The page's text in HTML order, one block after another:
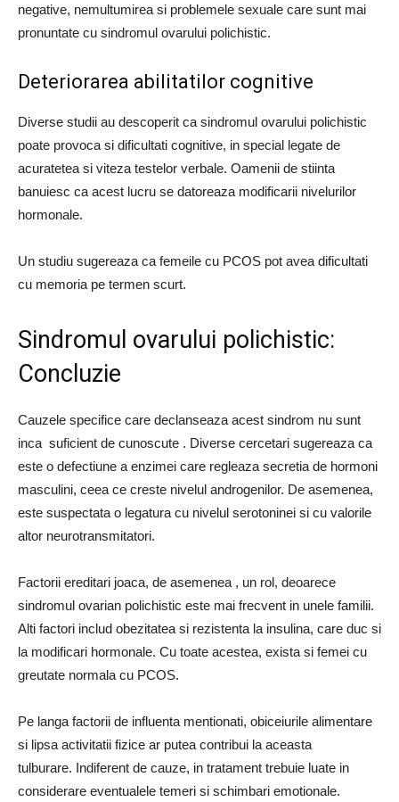
negative, nemultumirea si problemele sexuale care sunt mai
pronuntate cu sindromul ovarului polichistic.
Deteriorarea abilitatilor cognitive
Diverse studii au descoperit ca sindromul ovarului polichistic
poate provoca si dificultati cognitive, in special legate de
acuratetea si viteza testelor verbale. Oamenii de stiinta
banuiesc ca acest lucru se datoreaza modificarii nivelurilor
hormonale.
Un studiu sugereaza ca femeile cu PCOS pot avea dificultati
cu memoria pe termen scurt.
Sindromul ovarului polichistic:
Concluzie
Cauzele specifice care declanseaza acest sindrom nu sunt
inca suficient de cunoscute . Diverse cercetari sugereaza ca
este o defectiune a enzimei care regleaza secretia de hormoni
masculini, ceea ce creste nivelul androgenilor. De asemenea,
este suspectata o legatura cu nivelul serotoninei si cu valorile
altor neurotransmitatori.
Factorii ereditari joaca, de asemenea , un rol, deoarece
sindromul ovarian polichistic este mai frecvent in unele familii.
Alti factori includ obezitatea si rezistenta la insulina, care duc si
la modificari hormonale. Cu toate acestea, exista si femei cu
greutate normala cu PCOS.
Pe langa factorii de influenta mentionati, obiceiurile alimentare
si lipsa activitatii fizice ar putea contribui la aceasta
tulburare. Indiferent de cauze, in tratament trebuie luate in
considerare eventualele temeri si schimbari emotionale.